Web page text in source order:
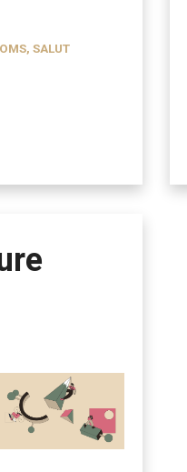
OMS, SALUT